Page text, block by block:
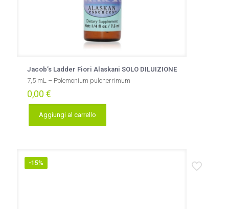
Jacob’s Ladder Fiori Alaskani SOLO DILUIZIONE
7,5 mL – Polemonium pulcherrimum
0,00 €
Aggiungi al carrello
-15%